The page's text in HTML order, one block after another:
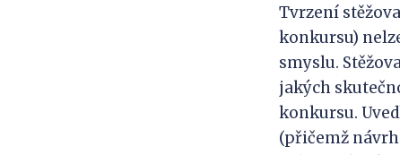
Tvrzení
konkursu)
smyslu.
jakých
konkursu.
(přičemž